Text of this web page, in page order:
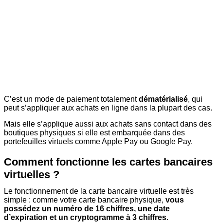
C’est un mode de paiement totalementdématérialisé, qui
peut s’appliquer aux achats en ligne dans la plupart des cas.
Mais elle s’applique aussi aux achats sans contact dans des
boutiques physiques si elle est embarquée dans des
portefeuilles virtuels comme Apple Pay ou Google Pay.
Comment fonctionne les cartes bancaires
virtuelles ?
Le fonctionnement de la carte bancaire virtuelle est très
simple : comme votre carte bancaire physique, vous
possédez un numéro de 16 chiffres, une date
d’expiration et un cryptogramme à 3 chiffres.